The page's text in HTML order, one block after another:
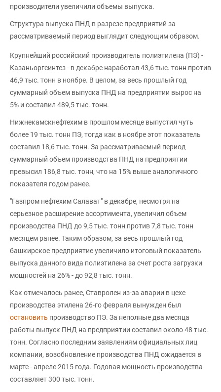
производители увеличили объемы выпуска.
Структура выпуска ПНД в разрезе предприятий за
рассматриваемый период выглядит следующим образом.
Крупнейший российский производитель полиэтилена (ПЭ) -
Казаньоргсинтез - в декабре наработал 43,6 тыс. тонн против
46,9 тыс. тонн в ноябре. В целом, за весь прошлый год
суммарный объем выпуска ПНД на предприятии вырос на
5% и составил 489,5 тыс. тонн.
Нижнекамскнефтехим в прошлом месяце выпустил чуть
более 19 тыс. тонн ПЭ, тогда как в ноябре этот показатель
составил 18,6 тыс. тонн. За рассматриваемый период
суммарный объем производства ПНД на предприятии
превысил 186,8 тыс. тонн, что на 15% выше аналогичного
показателя годом ранее.
"Газпром нефтехим Салават" в декабре, несмотря на
серьезное расширение ассортимента, увеличил объем
производства ПНД до 9,5 тыс. тонн против 7,8 тыс. тонн
месяцем ранее. Таким образом, за весь прошлый год
башкирское предприятие увеличило итоговый показатель
выпуска данного вида полиэтилена за счет роста загрузки
мощностей на 26% - до 92,8 тыс. тонн.
Как отмечалось ранее, Ставролен из-за аварии в цехе
производства этилена 26-го февраля вынужден был
остановить производство ПЭ. За неполные два месяца
работы выпуск ПНД на предприятии составил около 48 тыс.
тонн. Согласно последним заявлениям официальных лиц
компании, возобновление производства ПНД ожидается в
марте - апреле 2015 года. Годовая мощность производства
составляет 300 тыс. тонн.